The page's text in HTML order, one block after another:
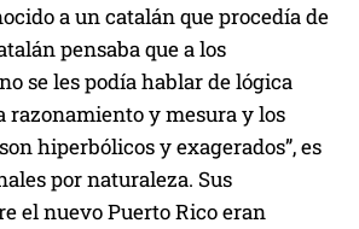
a un catalán que procedía de
pensaba que a los
se les podía hablar de lógica
razonamiento y mesura y los
hiperbólicos y exagerados”, es
por naturaleza. Sus
el nuevo Puerto Rico eran